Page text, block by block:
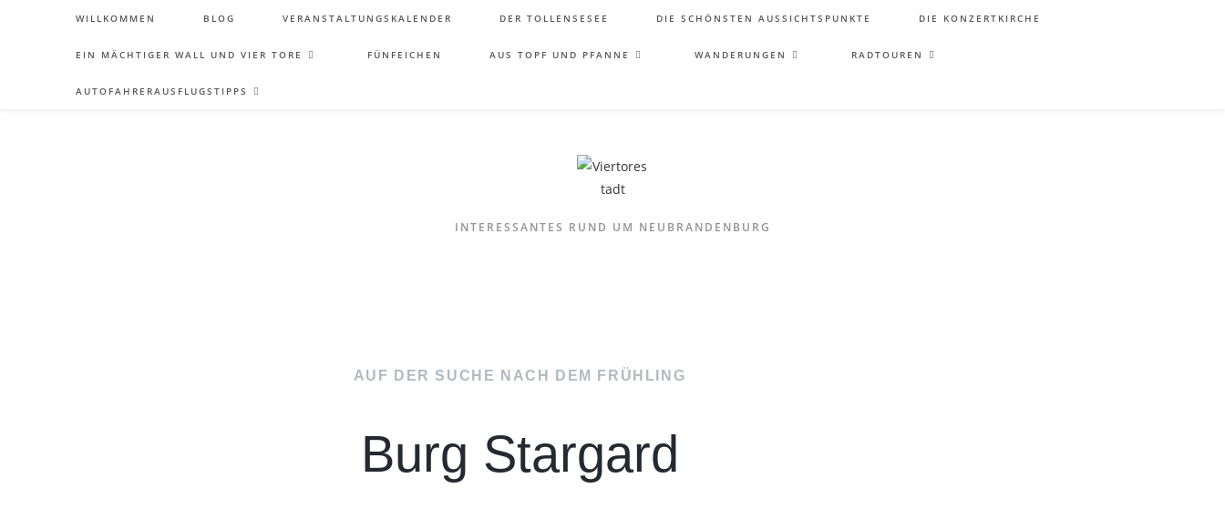
WILLKOMMEN BLOG VERANSTALTUNGSKALENDER DER TOLLENSESEE DIE SCHÖNSTEN AUSSICHTSPUNKTE DIE KONZERTKIRCHE
EIN MÄCHTIGER WALL UND VIER TORE FÜNFEICHEN AUS TOPF UND PFANNE WANDERUNGEN RADTOUREN
AUTOFAHRERAUSFLUGSTIPPS
INTERESSANTES RUND UM NEUBRANDENBURG
AUF DER SUCHE NACH DEM FRÜHLING
Burg Stargard